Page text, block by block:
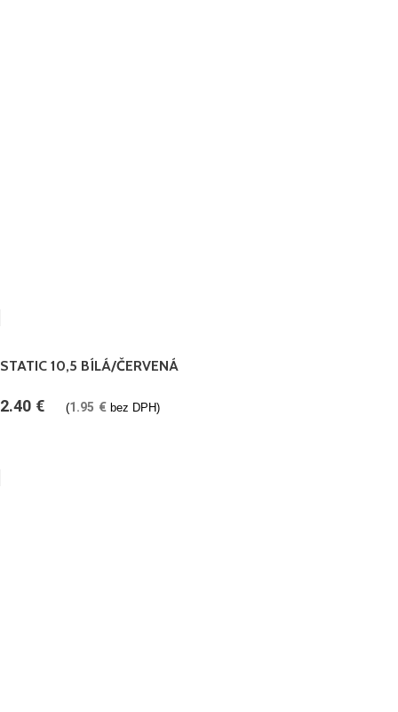
STATIC 10,5 BÍLÁ/ČERVENÁ
2.40 € (1.95 € bez DPH)